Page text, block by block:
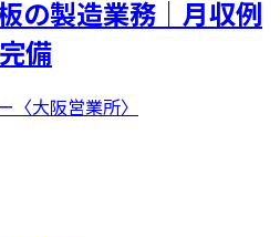
の製造業務｜月収例
備
〈大阪営業所〉